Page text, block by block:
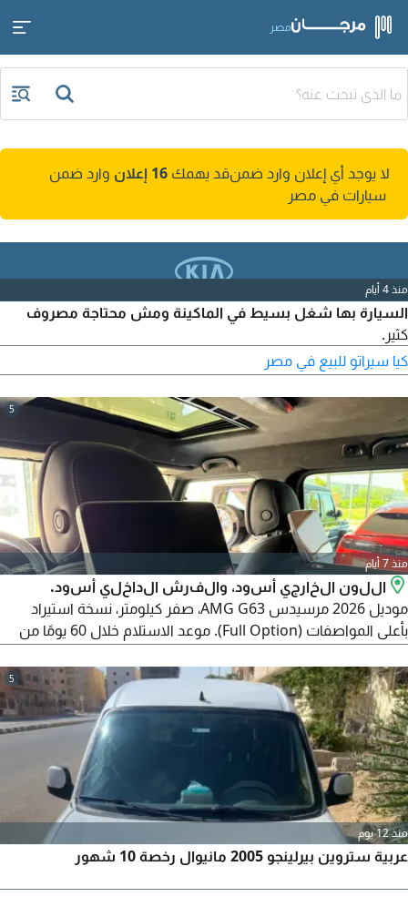
مصر
لا يوجد أي إعلان وارد ضمنقد يهمك 16 إعلان
وارد ضمن
سيارات في مصر
منذ 4 أيام
السيارة بها شغل بسيط في الماكينة ومش محتاجة مصروف
كثير.
كيا سيراتو للبيع في مصر
5
منذ 7 أيام
اللون الخارجي أسود، والفرش الداخلي أسود.
موديل 2026 مرسيدس AMG G63، صفر كيلومتر، نسخة استيراد
بأعلى المواصفات (Full Option). موعد الاستلام خلال 60 يومًا من
وسداد 50% المتبقية عند استلام السيارة. لإتمام التعاقد في حالة
الرغبة في الحجز أو التعاقد، يتم تحديد موعد (Meeting) رسمي داخل
مكتب مستورد السيارة في مصر الجديدة.
5
منذ 12 يوم
عربية ستروين بيرلينجو 2005 مانيوال رخصة 10 شهور